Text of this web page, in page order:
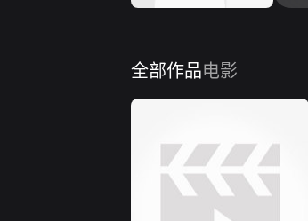
全部作品电影